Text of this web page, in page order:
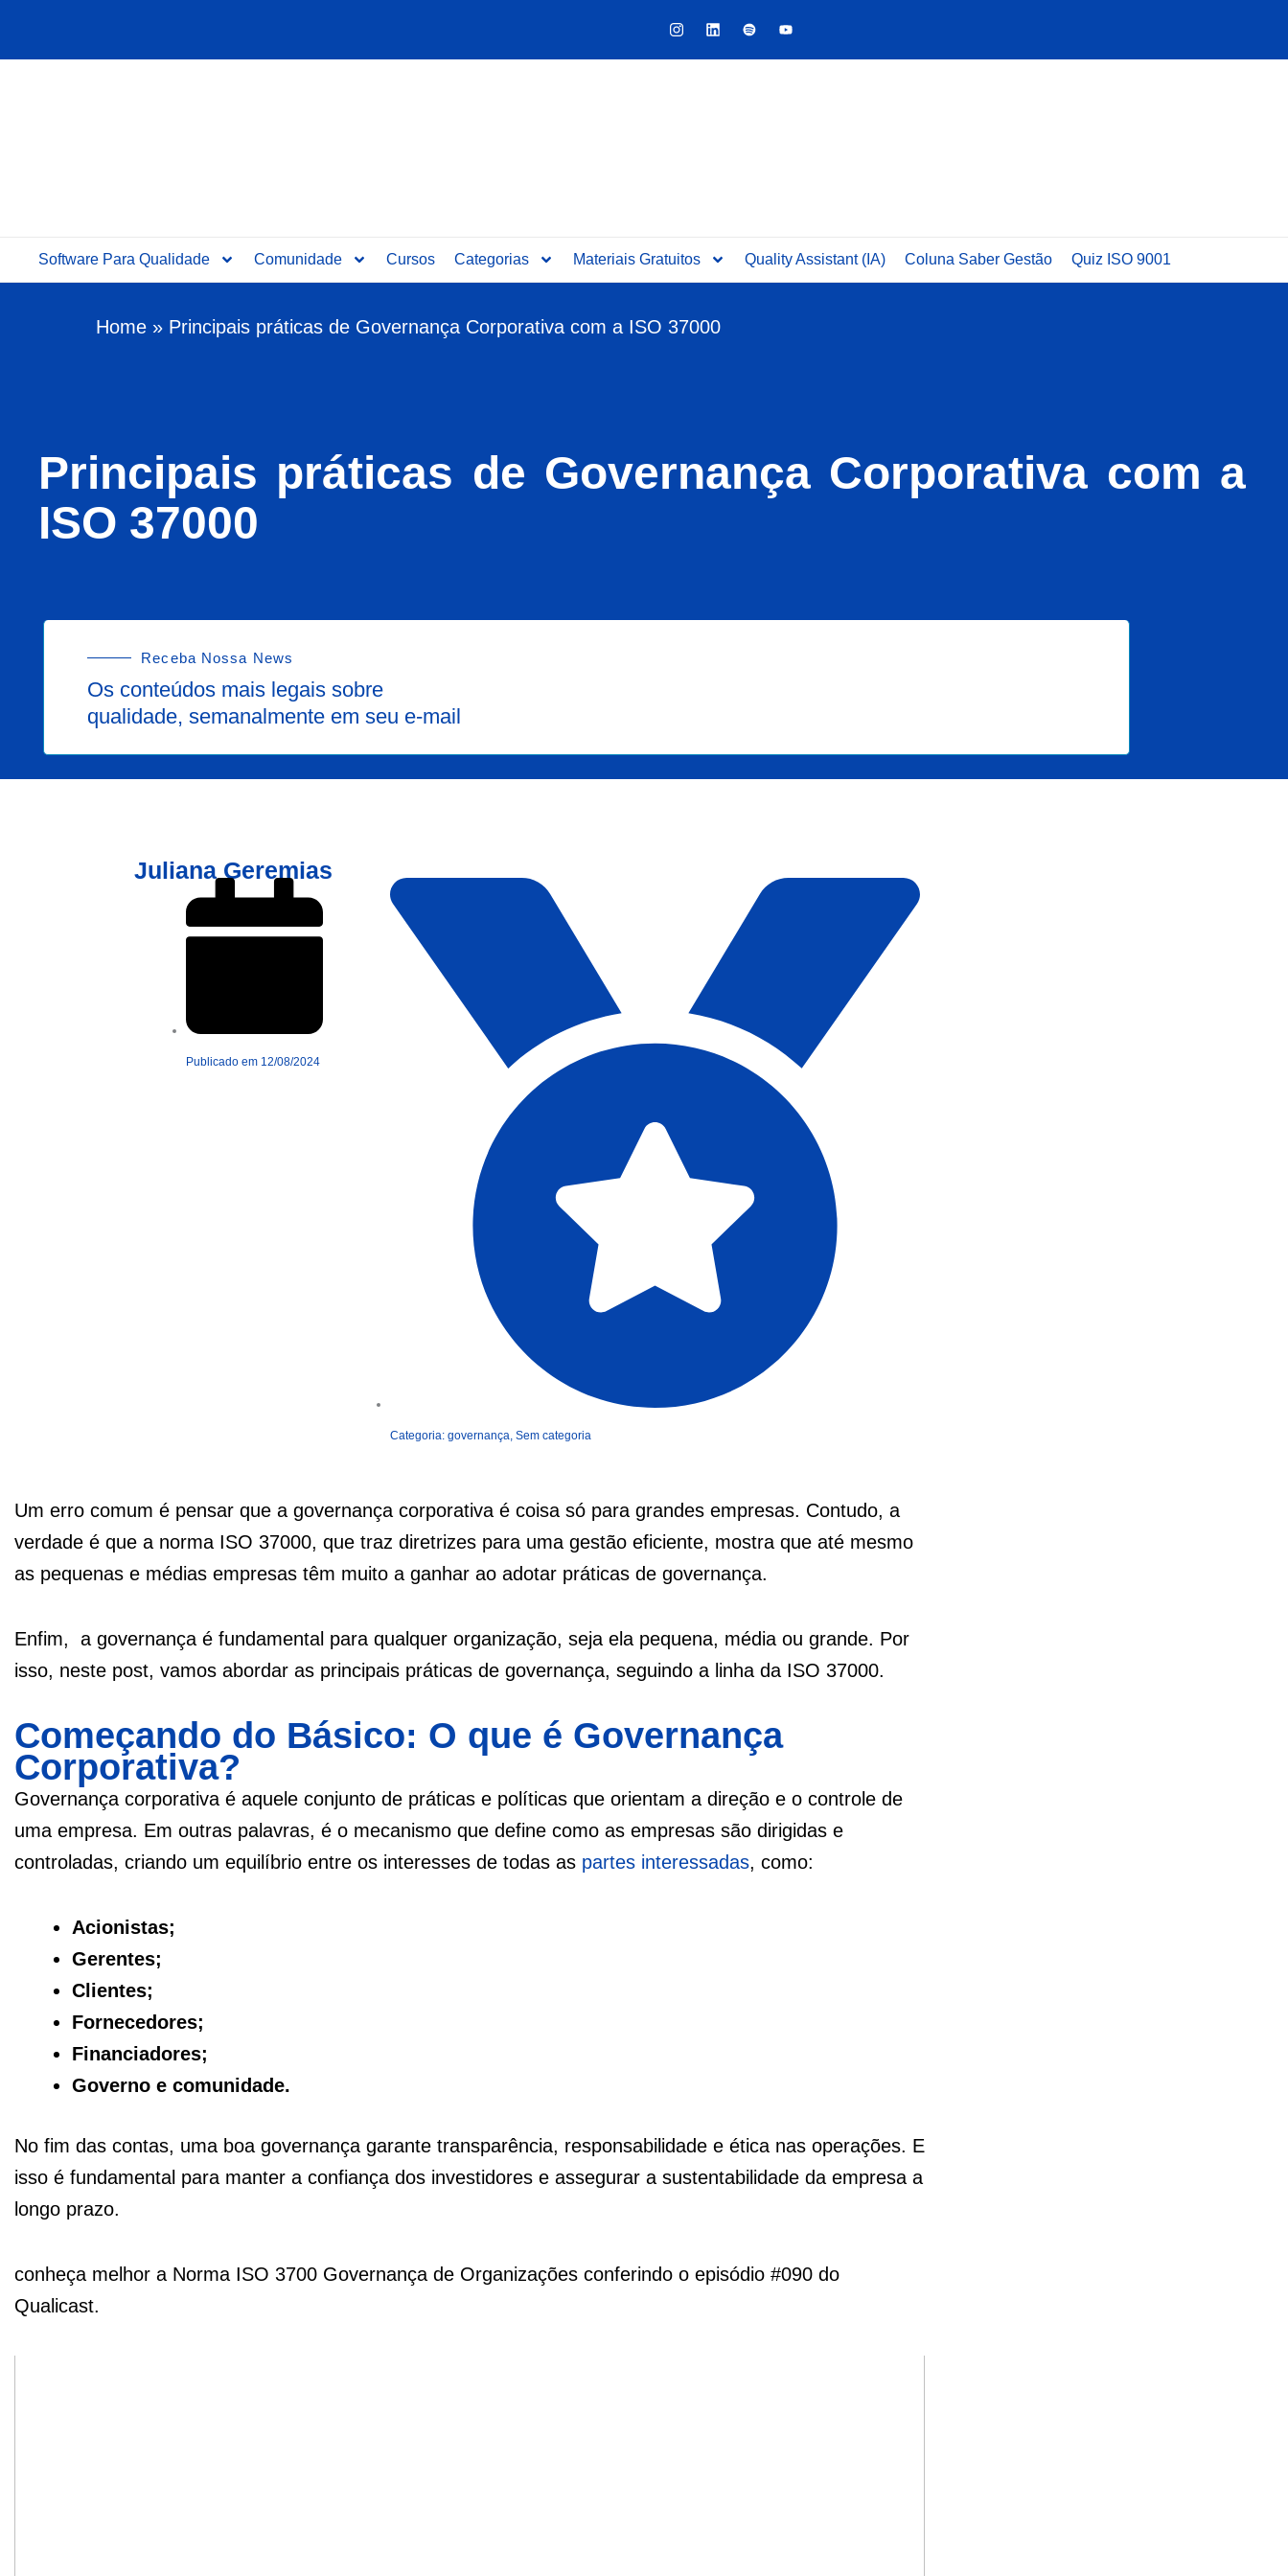
o
t
Software Para Qualidade Comunidade Cursos Categorias Materiais Gratuitos Quality Assistant (IA) Coluna Saber Gestão Quiz ISO 9001
Home » Principais práticas de Governança Corporativa com a ISO 37000
Principais práticas de Governança Corporativa com a
ISO 37000
Receba Nossa News
Os conteúdos mais legais sobre
qualidade, semanalmente em seu e-mail
Juliana Geremias
Publicado em 12/08/2024
Categoria: governança, Sem categoria
Um erro comum é pensar que a governança corporativa é coisa só para grandes empresas. Contudo, a
verdade é que a norma ISO 37000, que traz diretrizes para uma gestão eficiente, mostra que até mesmo
as pequenas e médias empresas têm muito a ganhar ao adotar práticas de governança.
Enfim, a governança é fundamental para qualquer organização, seja ela pequena, média ou grande. Por
isso, neste post, vamos abordar as principais práticas de governança, seguindo a linha da ISO 37000.
Começando do Básico: O que é Governança
Corporativa?
Governança corporativa é aquele conjunto de práticas e políticas que orientam a direção e o controle de
uma empresa. Em outras palavras, é o mecanismo que define como as empresas são dirigidas e
controladas, criando um equilíbrio entre os interesses de todas as partes interessadas, como:
Acionistas;
Gerentes;
Clientes;
Fornecedores;
Financiadores;
Governo e comunidade.
No fim das contas, uma boa governança garante transparência, responsabilidade e ética nas operações. E
isso é fundamental para manter a confiança dos investidores e assegurar a sustentabilidade da empresa a
longo prazo.
conheça melhor a Norma ISO 3700 Governança de Organizações conferindo o episódio #090 do
Qualicast.